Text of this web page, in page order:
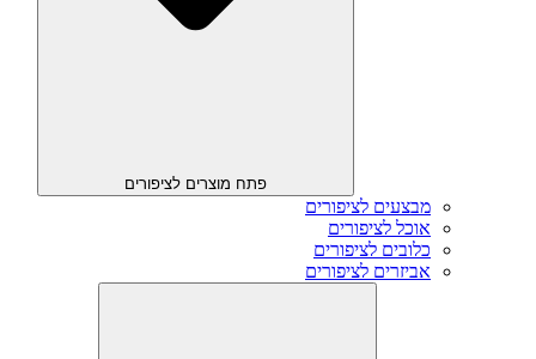
פתח מוצרים לציפורים
מבצעים לציפורים
אוכל לציפורים
כלובים לציפורים
אביזרים לציפורים